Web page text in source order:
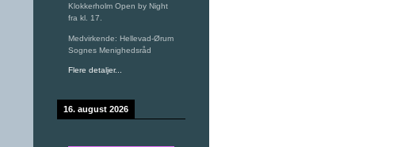
Klokkerholm Open by Night
fra kl. 17.
Medvirkende: Hellevad-Ørum
Sognes Menighedsråd
Flere detaljer...
16. august 2026